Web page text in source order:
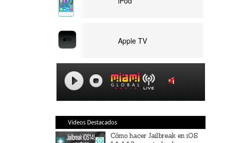
Apple TV
Videos Destacados
Cómo hacer Jailbreak en iOS